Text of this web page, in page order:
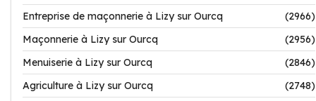
Entreprise de maçonnerie à Lizy sur Ourcq
(2966)
Maçonnerie à Lizy sur Ourcq
(2956)
Menuiserie à Lizy sur Ourcq
(2846)
Agriculture à Lizy sur Ourcq
(2748)